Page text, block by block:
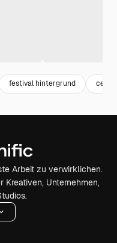
festival hintergrund
Arbeit zu verwirklichen.
Kreativen, Unternehmen,